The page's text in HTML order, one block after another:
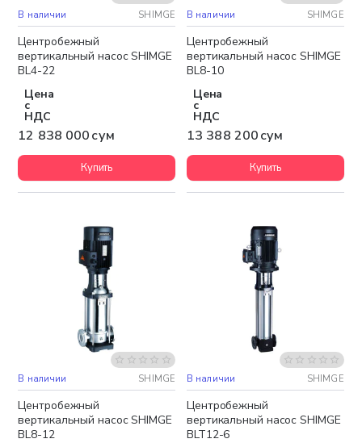
Бесплатная доставка
В наличии SHIMGE
Центробежный
вертикальный насос SHIMGE
BL4-22
Цена
с
НДС
12 838 000 сум
Купить
Бесплатная доставка
В наличии SHIMGE
Центробежный
вертикальный насос SHIMGE
BL8-10
Цена
с
НДС
13 388 200 сум
Купить
Бесплатная доставка
В наличии SHIMGE
Центробежный
вертикальный насос SHIMGE
BL8-12
Бесплатная доставка
В наличии SHIMGE
Центробежный
вертикальный насос SHIMGE
BLT12-6